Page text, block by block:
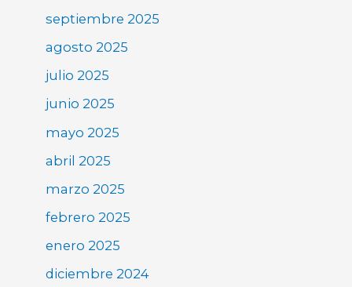
septiembre 2025
agosto 2025
julio 2025
junio 2025
mayo 2025
abril 2025
marzo 2025
febrero 2025
enero 2025
diciembre 2024